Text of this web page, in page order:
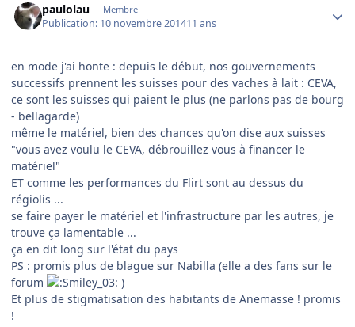
paulolau Membre
Publication: 10 novembre 201411 ans
en mode j'ai honte : depuis le début, nos gouvernements
successifs prennent les suisses pour des vaches à lait : CEVA,
ce sont les suisses qui paient le plus (ne parlons pas de bourg
- bellagarde)
même le matériel, bien des chances qu'on dise aux suisses
"vous avez voulu le CEVA, débrouillez vous à financer le
matériel"
ET comme les performances du Flirt sont au dessus du
régiolis ...
se faire payer le matériel et l'infrastructure par les autres, je
trouve ça lamentable ...
ça en dit long sur l'état du pays
PS : promis plus de blague sur Nabilla (elle a des fans sur le
forum
)
Et plus de stigmatisation des habitants de Anemasse ! promis
!